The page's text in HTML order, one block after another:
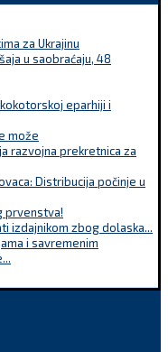
za Ukrajinu
u saobraćaju, 48
eparhiji i
može
razvojna prekretnica za
Distribucija počinje u
prvenstva!
izdajnikom zbog dolaska...
i savremenim